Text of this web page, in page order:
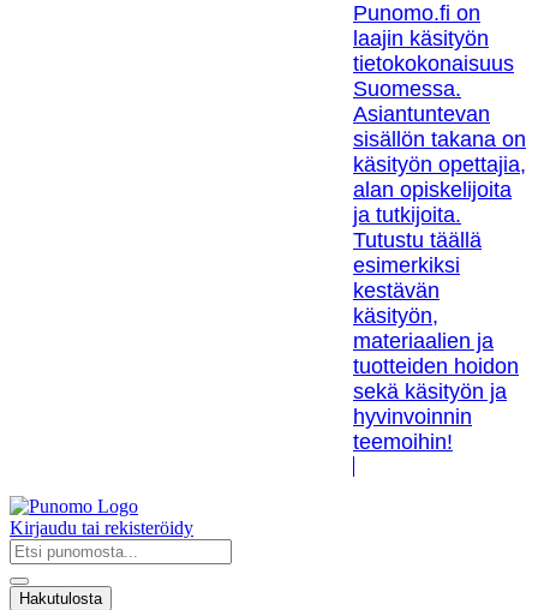
Punomo.fi on
laajin käsityön
tietokokonaisuus
Suomessa.
Asiantuntevan
sisällön takana on
käsityön opettajia,
alan opiskelijoita
ja tutkijoita.
Tutustu täällä
esimerkiksi
kestävän
käsityön,
materiaalien ja
tuotteiden hoidon
sekä käsityön ja
hyvinvoinnin
teemoihin!
Kirjaudu tai rekisteröidy
Search
...
Hakutulosta